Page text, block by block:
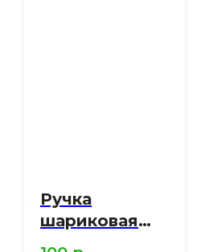
Ручка
шариковая
Pin Soft Touch